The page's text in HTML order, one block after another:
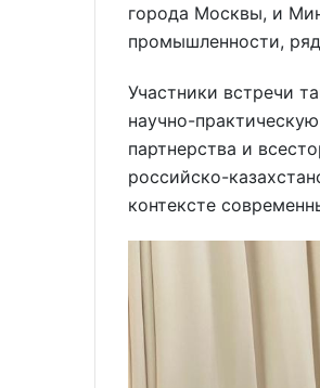
города Москвы, и
промышленности,
Участники встречи
научно-
партнерства и
российско-
контексте